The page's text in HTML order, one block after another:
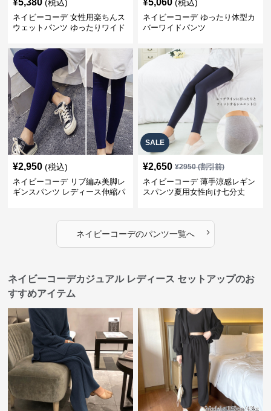
¥5,380 (税込)
ネイビーコーデ 女性用楽ちんス
ウェットパンツ ゆったりワイド
¥5,060 (税込)
ネイビーコーデ ゆったり体型カ
バーワイドパンツ
¥2,950 (税込)
ネイビーコーデ リブ編み美脚レ
ギンスパンツ レディース伸縮パ
SALE
¥2,650 ¥2950(割引前)
ネイビーコーデ 薄手涼感レギン
スパンツ夏用女性向け七分丈
ネイビーコーデのパンツ一覧へ ›
ネイビーコーデカジュアル レディース セットアップのお
すすめアイテム